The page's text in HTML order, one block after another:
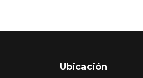
Ubicación